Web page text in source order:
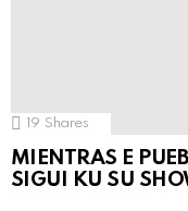
19 Shares
MIENTRAS E
SIGUI KU SU